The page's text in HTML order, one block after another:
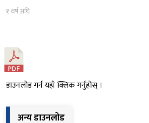
१ वर्ष अघि
डाउनलोड गर्न यहाँ क्लिक गर्नुहोस् ।
अन्य डाउनलोड